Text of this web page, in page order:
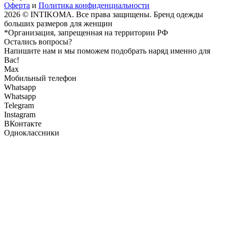
Оферта и Политика конфиденциальности
2026 © INTIKOMA. Все права защищены. Бренд одежды
больших размеров для женщин
*Организация, запрещенная на территории РФ
Остались вопросы?
Напишите нам и мы поможем подобрать наряд именно для
Вас!
Max
Мобильный телефон
Whatsapp
Whatsapp
Telegram
Instagram
ВКонтакте
Одноклассники